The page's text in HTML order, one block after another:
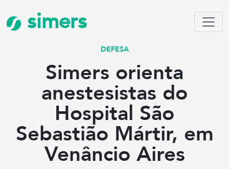
simers
DEFESA
Simers orienta
anestesistas do
Hospital São
Sebastião Mártir, em
Venâncio Aires